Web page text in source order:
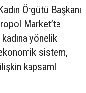
Örgütü Başkanı
Market’te
kadına yönelik
sistem,
kapsamlı